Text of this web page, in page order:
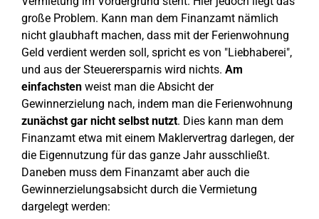
große Problem. Kann man dem Finanzamt nämlich
nicht glaubhaft machen, dass mit der Ferienwohnung
Geld verdient werden soll, spricht es von "Liebhaberei",
und aus der Steuerersparnis wird nichts. Am
einfachsten weist man die Absicht der
Gewinnerzielung nach, indem man die Ferienwohnung
zunächst gar nicht selbst nutzt. Dies kann man dem
Finanzamt etwa mit einem Maklervertrag darlegen, der
die Eigennutzung für das ganze Jahr ausschließt.
Daneben muss dem Finanzamt aber auch die
Gewinnerzielungsabsicht durch die Vermietung
dargelegt werden: